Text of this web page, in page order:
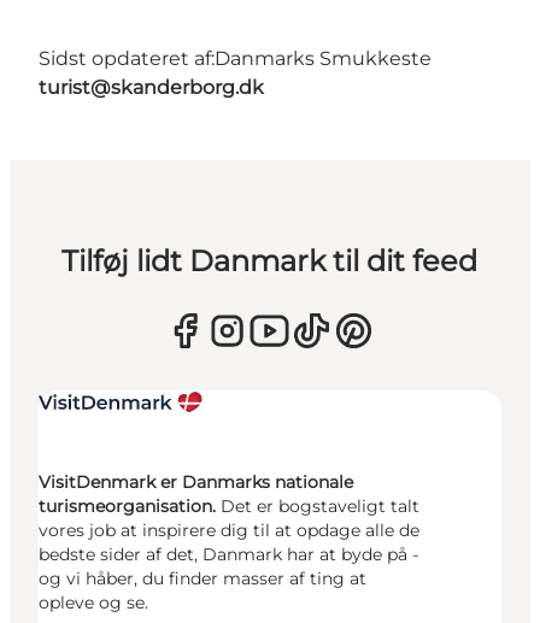
Sidst opdateret af:Danmarks Smukkeste
turist@skanderborg.dk
Tilføj lidt Danmark til dit feed
VisitDenmark er Danmarks nationale
turismeorganisation. Det er bogstaveligt talt
vores job at inspirere dig til at opdage alle de
bedste sider af det, Danmark har at byde på -
og vi håber, du finder masser af ting at
opleve og se.